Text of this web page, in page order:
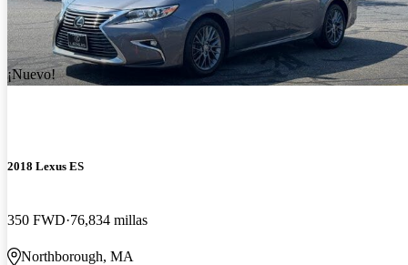
¡Nuevo!
2018 Lexus ES
350 FWD 76,834 millas
Northborough, MA